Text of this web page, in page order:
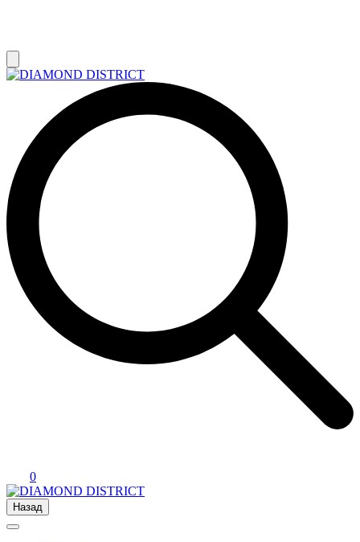
0
Назад